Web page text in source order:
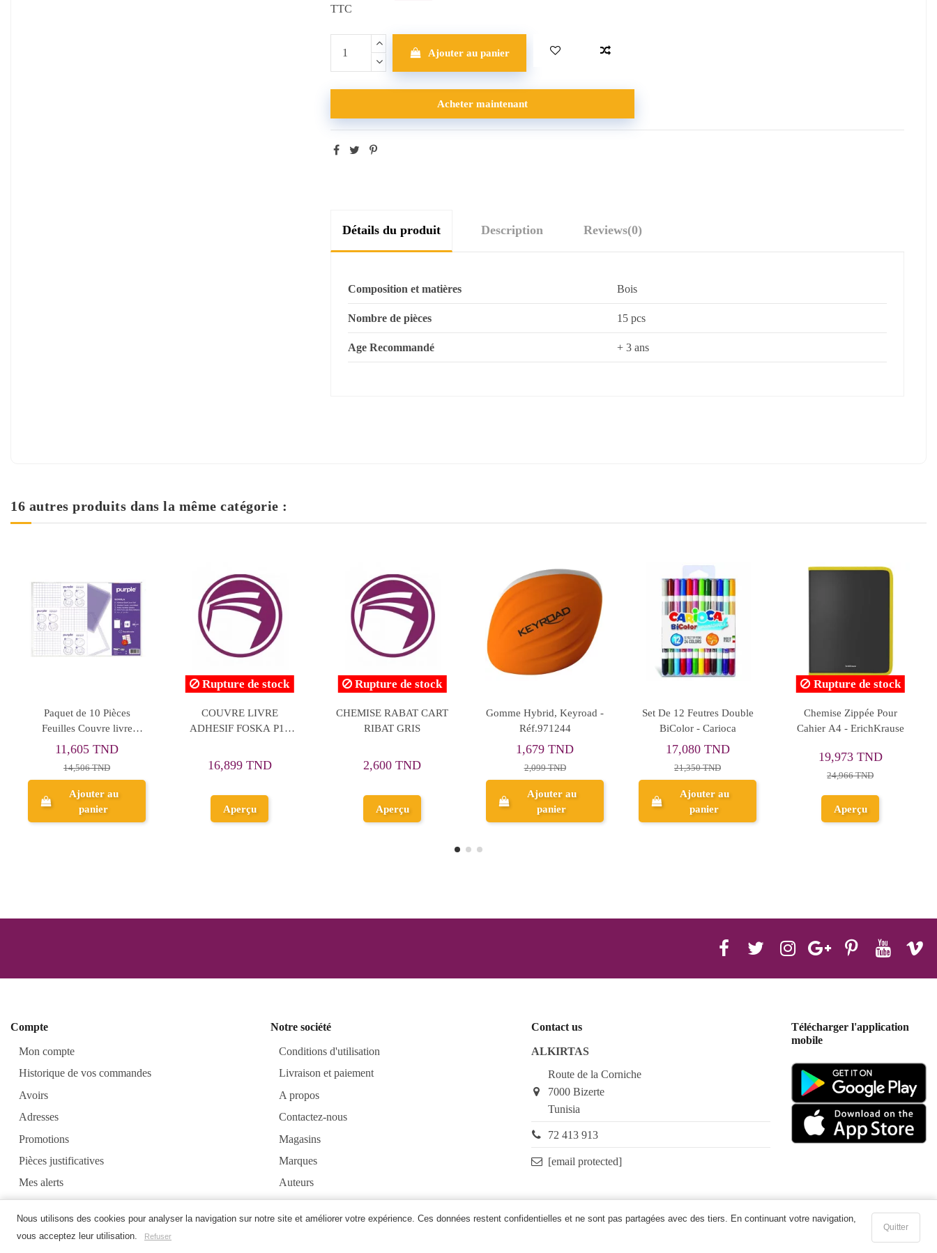
Nous utilisons des cookies pour analyser la navigation sur notre site et améliorer votre expérience. Ces données restent confidentielles et ne sont pas partagées avec des tiers. En continuant votre navigation,
vous acceptez leur utilisation.
Refuser
Quitter
TTC
Ajouter au panier
Acheter maintenant
Détails du produit Description Reviews(0)
Composition et matières Bois
Nombre de pièces 15 pcs
Age Recommandé + 3 ans
16 autres produits dans la même catégorie :
Chemise Zippée Pour
Cahier A4 - ErichKrause
19,973 TND
24,966 TND
Aperçu
PUNAISES TB DINGLI
1,900 TND
Ajouter au
panier
Set De 24 Crayons
Aquarelles - Carioca
53,300 TND
Ajouter au
panier
PATE A MODELER JOVI
PLASTILINA 150G 10P
63,441 TND
79,302 TND
Ajouter au
panier
Stylo Bille Cristal Fashion,
Rose - Bic
0,952 TND
Aperçu
CRAIE COUL GIOTTO
100
Ajouter au
panier
Compte
Mon compte
Historique de vos commandes
Avoirs
Adresses
Promotions
Pièces justificatives
Mes alerts
Notre société
Conditions d'utilisation
Livraison et paiement
A propos
Contactez-nous
Magasins
Marques
Auteurs
Contact us
ALKIRTAS
Route de la Corniche
7000 Bizerte
Tunisia
72 413 913
[email protected]
Télécharger l'application
mobile